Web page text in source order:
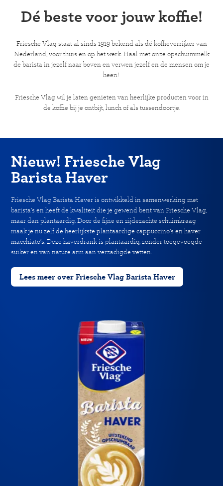
Dé beste voor jouw koffie!
Friesche Vlag staat al sinds 1919 bekend als dé koffieverrijker van
Nederland, voor thuis en op het werk. Haal met onze opschuimmelk
de barista in jezelf naar boven en verwen jezelf en de mensen om je
heen!
Friesche Vlag wil je laten genieten van heerlijke producten voor in
de koffie bij je ontbijt, lunch of als tussendoortje.
Nieuw! Friesche Vlag
Barista Haver
Friesche Vlag Barista Haver is ontwikkeld in samenwerking met
barista’s en heeft de kwaliteit die je gewend bent van Friesche Vlag,
maar dan plantaardig. Door de fijne en zijdezachte schuimkraag
maak je nu zelf de heerlijkste plantaardige cappuccino’s en haver
macchiato’s. Deze haverdrank is plantaardig, zonder toegevoegde
suiker en van nature arm aan verzadigde vetten.
Lees meer over Friesche Vlag Barista Haver